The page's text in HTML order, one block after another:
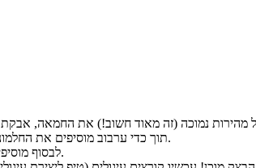
תוך כדי ערבוב מוסיפים את החלמונים עד שהם נבלעים היטב (חשוב מאוד!).
לבסוף מוסיפים את הקמח, אבקת האפייה והקורנפלור.